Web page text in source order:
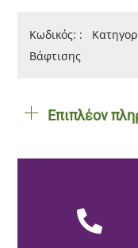
Κωδικός: :
Βάφτισης
Επιπλέον